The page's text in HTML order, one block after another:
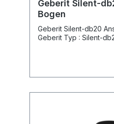
Geberit Silent-
Bogen
Geberit Silent-db20
Geberit Typ : Silent-